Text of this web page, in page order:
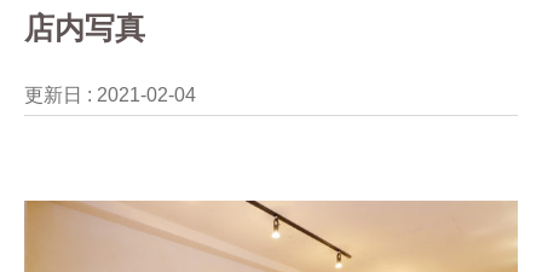
店内写真
更新日 : 2021-02-04